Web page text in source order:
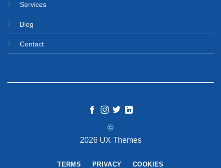
Services
Blog
Contact
©
2026 UX Themes
TERMS PRIVACY COOKIES